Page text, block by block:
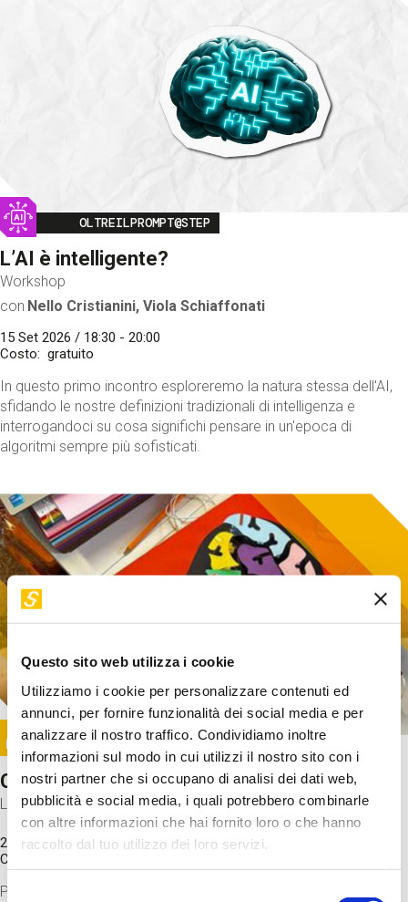
Questo sito web utilizza i cookie
Utilizziamo i cookie per personalizzare contenuti ed
annunci, per fornire funzionalità dei social media e per
analizzare il nostro traffico. Condividiamo inoltre
informazioni sul modo in cui utilizzi il nostro sito con i
nostri partner che si occupano di analisi dei dati web,
pubblicità e social media, i quali potrebbero combinarle
con altre informazioni che hai fornito loro o che hanno
raccolto dal tuo utilizzo dei loro servizi.
Selezione
Image
OLTREILPROMPT@STEP
L’AI è intelligente?
Workshop
con Nello Cristianini, Viola Schiaffonati
15 Set 2026 / 18:30 - 20:00
Costo
gratuito
In questo primo incontro esploreremo la natura stessa dell'AI,
sfidando le nostre definizioni tradizionali di intelligenza e
interrogandoci su cosa significhi pensare in un'epoca di
algoritmi sempre più sofisticati.
Image
SUNDAY@STEP
Come funziona il cervello?
Laboratorio
20 Set 2026 / 11:15 - 13:00
Costo
Proveremo a costruire un cervello in cartoncino cercando di